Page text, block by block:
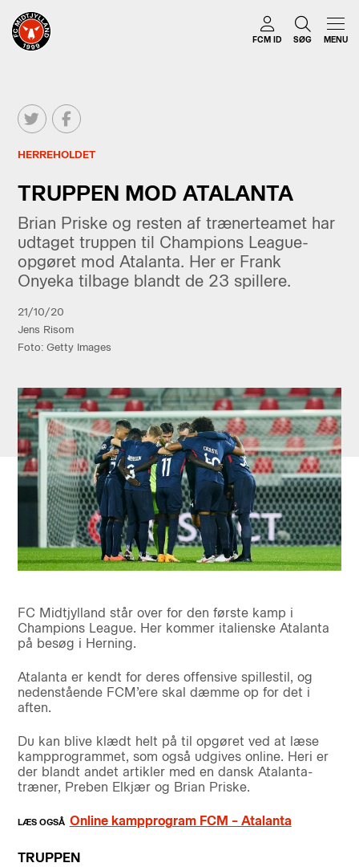
FCM ID SØG MENU
HERREHOLDET
TRUPPEN MOD ATALANTA
Brian Priske og resten af trænerteamet har
udtaget truppen til Champions League-
opgøret mod Atalanta. Her er Frank
Onyeka tilbage blandt de 23 spillere.
21/10/20
Jens Risom
Foto: Getty Images
FC Midtjylland står over for den første kamp i
Champions League. Her kommer italienske Atalanta
på besøg i Herning.
Atalanta er kendt for deres offensive spillestil, og
nedenstående FCM’ere skal dæmme op for det i
aften.
Du kan blive klædt helt på til opgøret ved at læse
kampprogrammet, som også udgives online. Heri er
der blandt andet artikler med en dansk Atalanta-
træner, Preben Elkjær og Brian Priske.
Online kampprogram FCM – Atalanta
TRUPPEN